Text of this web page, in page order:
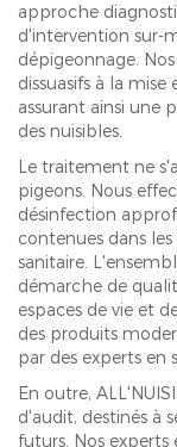
approche
d'intervention sur-
dépigeonnage.
dissuasifs à la
assurant ainsi une
des nuisibles.
Le traitement ne
pigeons. Nous
désinfection
contenues dans
sanitaire.
démarche de
espaces de vie et
des produits
par des experts
En outre,
d'audit, destinés à
futurs. Nos